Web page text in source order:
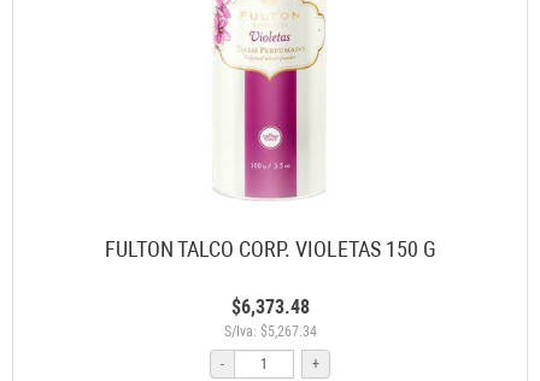
FULTON TALCO CORP. VIOLETAS 150 G
$6,373.48
S/Iva: $5,267.34
-
+